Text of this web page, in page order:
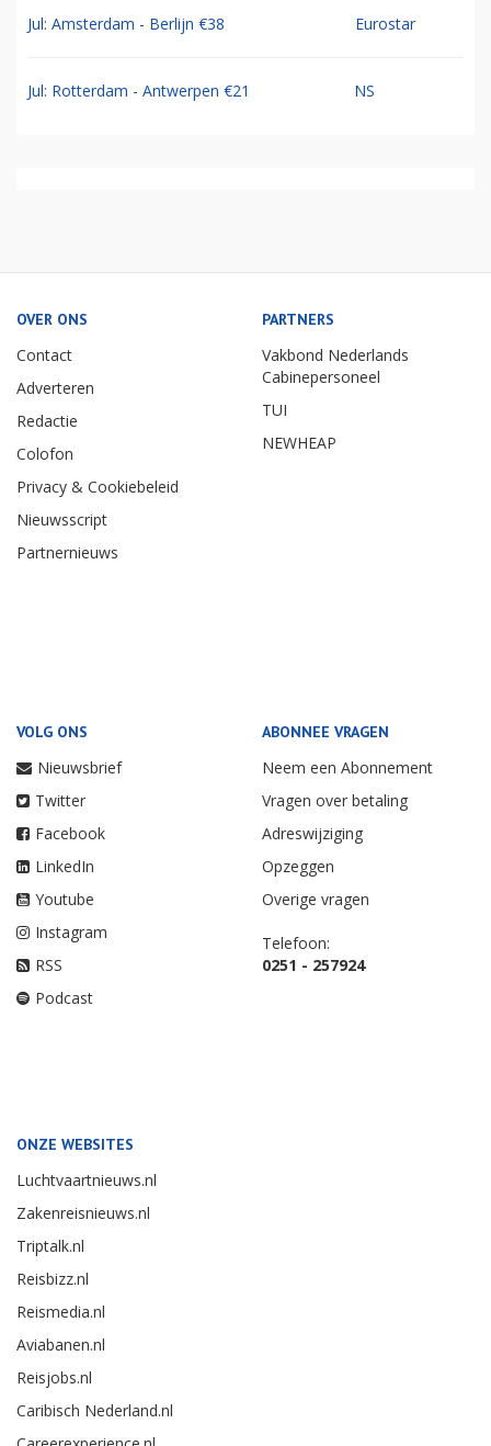
Jul: Amsterdam - Berlijn €38 Eurostar
Jul: Rotterdam - Antwerpen €21 NS
OVER ONS
Contact
Adverteren
Redactie
Colofon
Privacy & Cookiebeleid
Nieuwsscript
Partnernieuws
PARTNERS
Vakbond Nederlands
Cabinepersoneel
TUI
NEWHEAP
VOLG ONS
Nieuwsbrief
Twitter
Facebook
LinkedIn
Youtube
Instagram
RSS
Podcast
ABONNEE VRAGEN
Neem een Abonnement
Vragen over betaling
Adreswijziging
Opzeggen
Overige vragen
Telefoon:
0251 - 257924
ONZE WEBSITES
Luchtvaartnieuws.nl
Zakenreisnieuws.nl
Triptalk.nl
Reisbizz.nl
Reismedia.nl
Aviabanen.nl
Reisjobs.nl
Caribisch Nederland.nl